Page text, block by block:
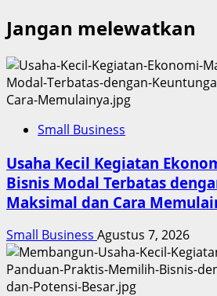
Jangan melewatkan
Small Business
Usaha Kecil Kegiatan
Bisnis Modal Terbatas
Maksimal dan Cara
Small Business Agustus 7, 2026